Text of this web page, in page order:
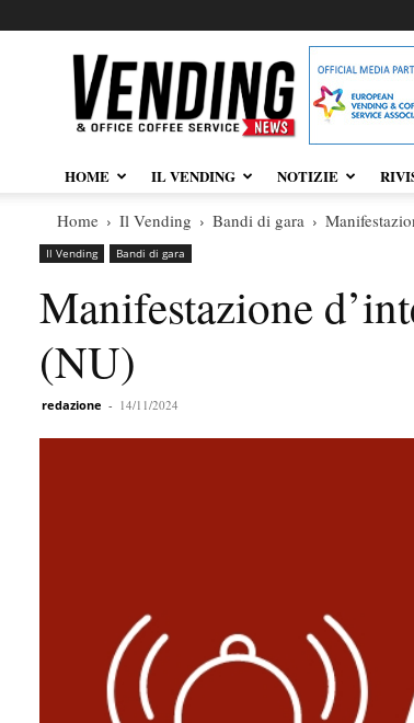
Vendingnews.it
HOME IL VENDING NOTIZIE
Home Il Vending Bandi di gara
Il Vending Bandi di gara
Manifestazione
(NU)
redazione - 14/11/2024